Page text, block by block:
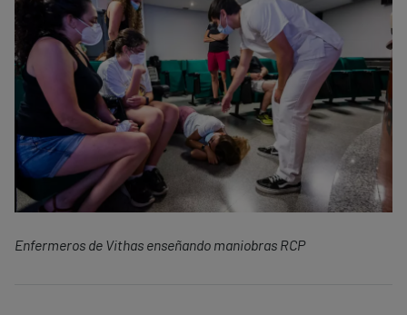
Enfermeros de Vithas enseñando maniobras RCP